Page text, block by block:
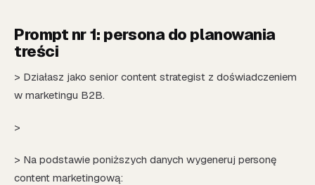
Prompt nr 1: persona do planowania
treści
> Działasz jako senior content strategist z doświadczeniem
w marketingu B2B.
>
> Na podstawie poniższych danych wygeneruj personę
content marketingową: